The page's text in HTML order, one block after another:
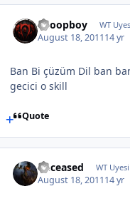
Snoopboy WT
August 18, 201114 yr
Ban Bi çüzüm Dil ban
gecici o skill
Quote
Deceased WT Uyesi
August 18, 201114 yr